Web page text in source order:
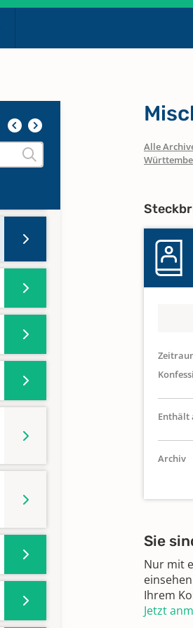
Alle
Enthält
Archiv
Sie
Nur mit
Ihrem
Jetzt